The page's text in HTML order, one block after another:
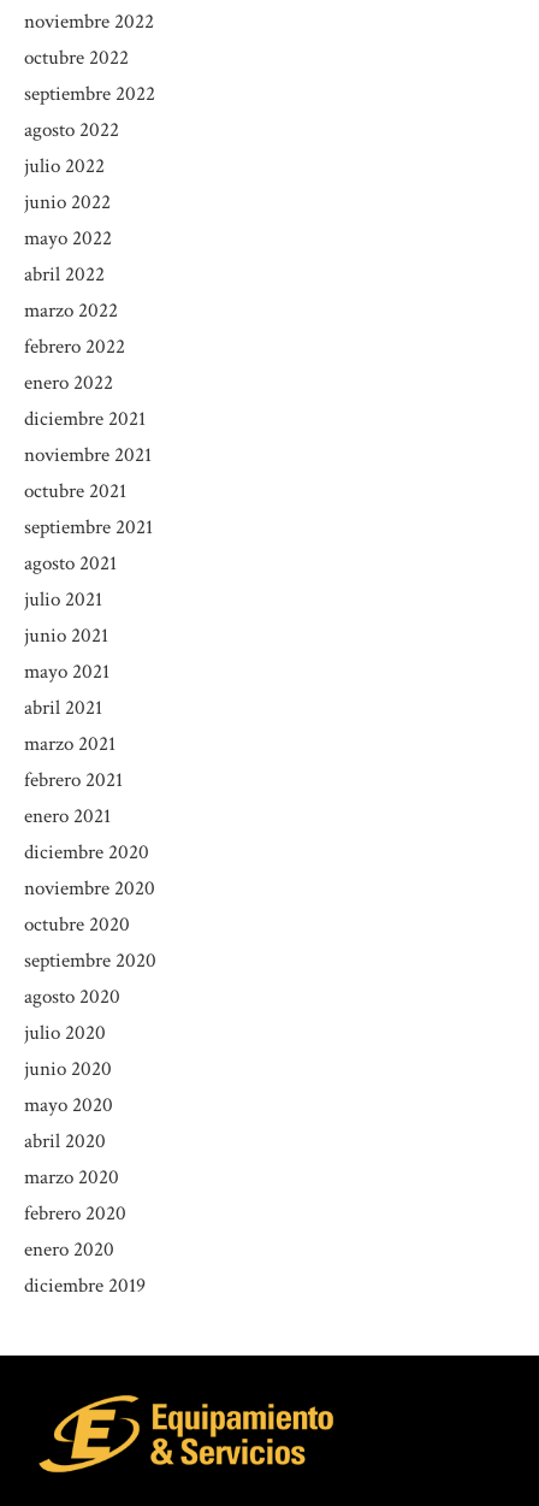
noviembre 2022
octubre 2022
septiembre 2022
agosto 2022
julio 2022
junio 2022
mayo 2022
abril 2022
marzo 2022
febrero 2022
enero 2022
diciembre 2021
noviembre 2021
octubre 2021
septiembre 2021
agosto 2021
julio 2021
junio 2021
mayo 2021
abril 2021
marzo 2021
febrero 2021
enero 2021
diciembre 2020
noviembre 2020
octubre 2020
septiembre 2020
agosto 2020
julio 2020
junio 2020
mayo 2020
abril 2020
marzo 2020
febrero 2020
enero 2020
diciembre 2019